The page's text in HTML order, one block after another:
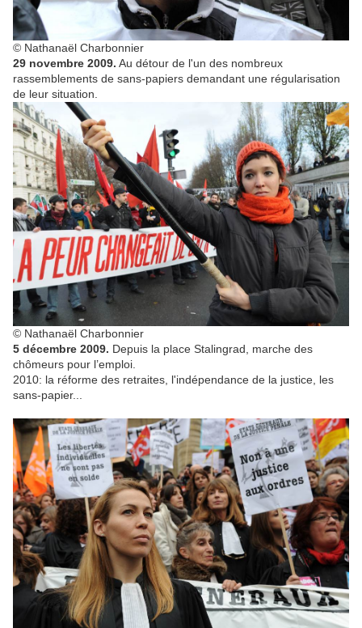
© Nathanaël Charbonnier
29 novembre 2009. Au détour de l'un des nombreux
rassemblements de sans-papiers demandant une régularisation
de leur situation.
© Nathanaël Charbonnier
5 décembre 2009. Depuis la place Stalingrad, marche des
chômeurs pour l’emploi.
2010: la réforme des retraites, l'indépendance de la justice, les
sans-papier...